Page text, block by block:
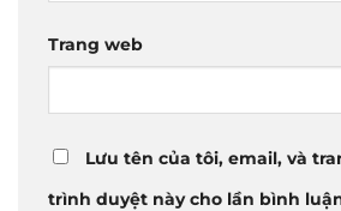
Trang web
Lưu tên của tôi, email, và
trình duyệt này cho lần bình